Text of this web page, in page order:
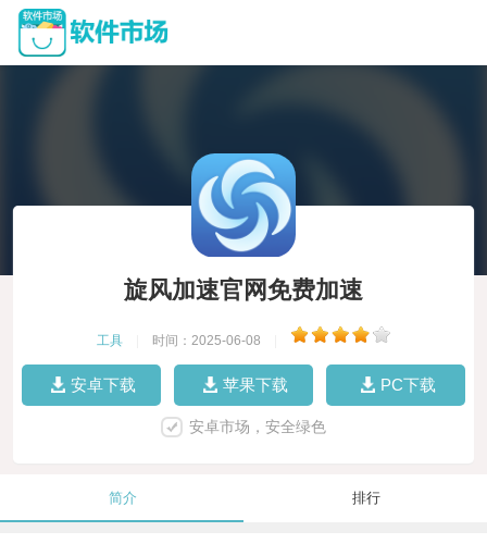
旋风加速官网免费加速
工具 时间：2025-06-08
安卓下载 苹果下载 PC下载
安卓市场，安全绿色
简介 排行